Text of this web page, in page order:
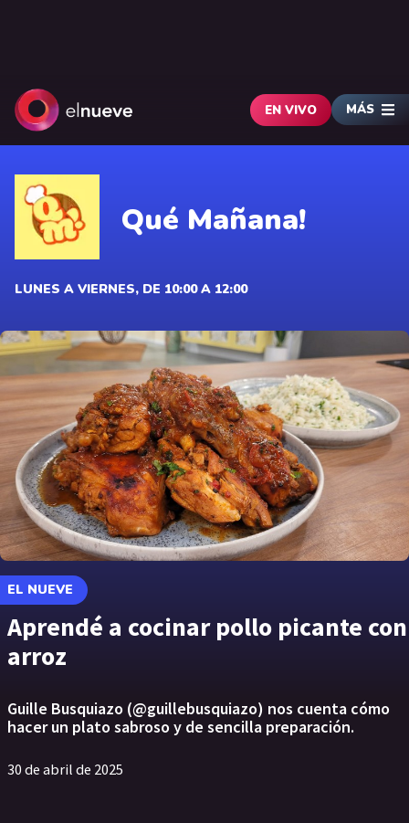
EN VIVO MÁS
Qué Mañana!
LUNES A VIERNES, DE 10:00 A 12:00
EL NUEVE
Aprendé a cocinar pollo picante con
arroz
Guille Busquiazo (@guillebusquiazo) nos cuenta cómo
hacer un plato sabroso y de sencilla preparación.
30 de abril de 2025